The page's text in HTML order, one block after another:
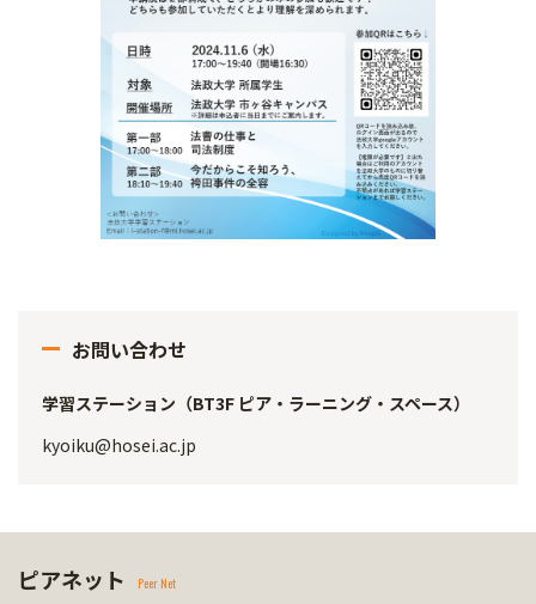
お問い合わせ
学習ステーション（BT3F ピア・ラーニング・スペース）
kyoiku@hosei.ac.jp
ピアネット Peer Net